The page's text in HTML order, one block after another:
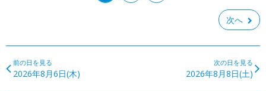
次へ
前の日を見る
2026年8月6日(木)
次の日を見る
2026年8月8日(土)